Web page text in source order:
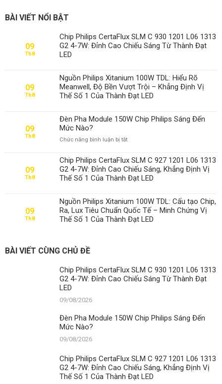
BÀI VIẾT NỔI BẬT
09
Th8
Chip Philips CertaFlux SLM C 930 1201 L06 1313
G2 4-7W: Đỉnh Cao Chiếu Sáng Từ Thành Đạt
LED
09
Th8
Nguồn Philips Xitanium 100W TDL: Hiểu Rõ
Meanwell, Độ Bền Vượt Trội – Khẳng Định Vị
Thế Số 1 Của Thành Đạt LED
09
Th8
Đèn Pha Module 150W Chip Philips Sáng Đến
Mức Nào?
Chức năng bình luận bị tắtở
Pha
Module
150W
Chip
Sáng
Đến
Mức
Nào?
09
Th8
Chip Philips CertaFlux SLM C 927 1201 L06 1313
G2 4-7W: Đỉnh Cao Chiếu Sáng, Khẳng Định Vị
Thế Số 1 Của Thành Đạt LED
09
Th8
Nguồn Philips Xitanium 100W TDL: Cấu tạo Chip,
Ra, Lux Tiêu Chuẩn Quốc Tế – Minh Chứng Vị
Thế Số 1 Của Thành Đạt LED
BÀI VIẾT CÙNG CHỦ ĐỀ
Chip Philips CertaFlux SLM C 930 1201 L06 1313
G2 4-7W: Đỉnh Cao Chiếu Sáng Từ Thành Đạt
LED
09/08/2026
Đèn Pha Module 150W Chip Philips Sáng Đến
Mức Nào?
09/08/2026
Chip Philips CertaFlux SLM C 927 1201 L06 1313
G2 4-7W: Đỉnh Cao Chiếu Sáng, Khẳng Định Vị
Thế Số 1 Của Thành Đạt LED